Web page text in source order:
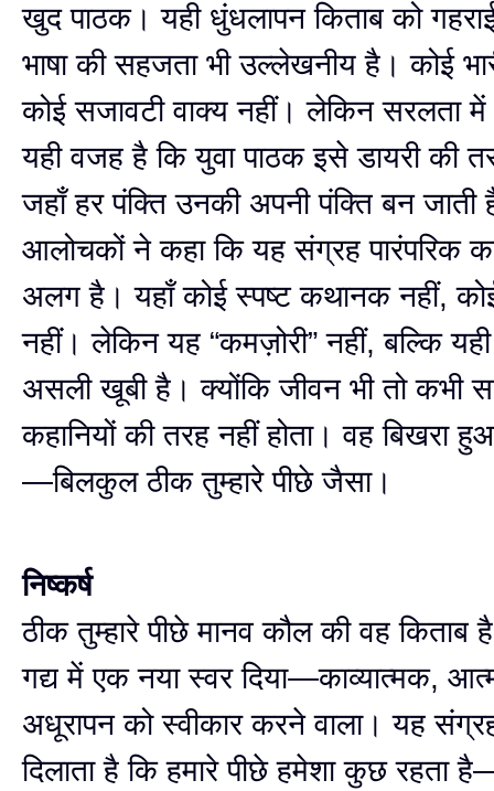
खुद पाठक। यही धुंधलापन किताब को
भाषा की सहजता भी उल्लेखनीय है। कोई
कोई सजावटी वाक्य नहीं। लेकिन सरलता में
यही वजह है कि युवा पाठक इसे डायरी की
जहाँ हर पंक्ति उनकी अपनी पंक्ति बन जाती
आलोचकों ने कहा कि यह संग्रह पारंपरिक
अलग है। यहाँ कोई स्पष्ट कथानक नहीं,
नहीं। लेकिन यह “कमज़ोरी” नहीं, बल्कि
असली खूबी है। क्योंकि जीवन भी तो कभी
कहानियों की तरह नहीं होता। वह बिखरा
—बिलकुल ठीक तुम्हारे पीछे जैसा।
निष्कर्ष
ठीक तुम्हारे पीछे मानव कौल की वह किताब
गद्य में एक नया स्वर दिया—काव्यात्मक,
अधूरापन को स्वीकार करने वाला। यह
दिलाता है कि हमारे पीछे हमेशा कुछ रहता